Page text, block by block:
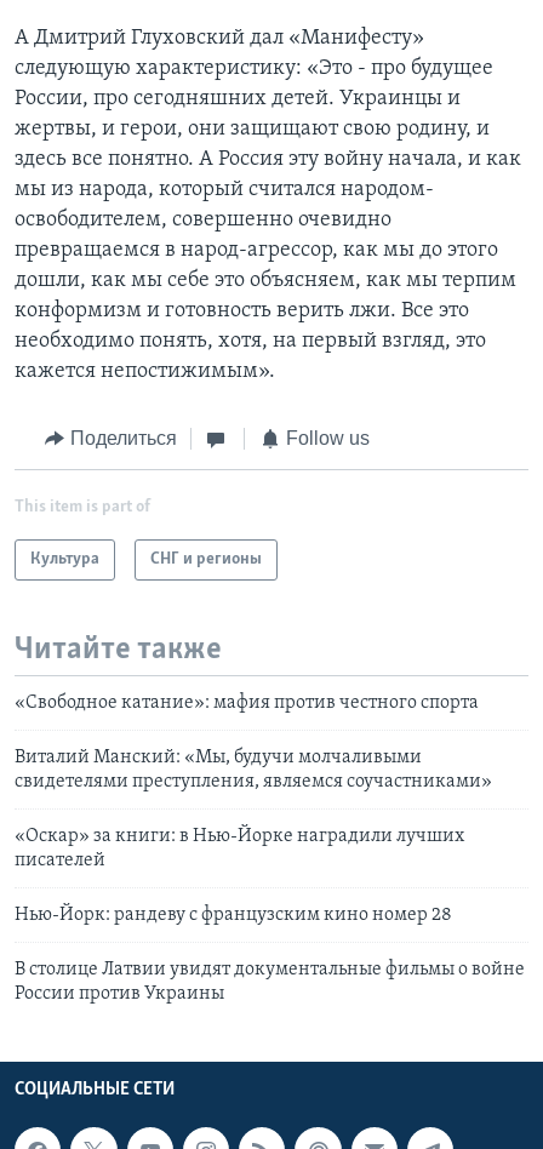
А Дмитрий Глуховский дал «Манифесту»
следующую характеристику: «Это - про будущее
России, про сегодняшних детей. Украинцы и
жертвы, и герои, они защищают свою родину, и
здесь все понятно. А Россия эту войну начала, и как
мы из народа, который считался народом-
освободителем, совершенно очевидно
превращаемся в народ-агрессор, как мы до этого
дошли, как мы себе это объясняем, как мы терпим
конформизм и готовность верить лжи. Все это
необходимо понять, хотя, на первый взгляд, это
кажется непостижимым».
Поделиться Follow us
This item is part of
Культура СНГ и регионы
Читайте также
«Свободное катание»: мафия против честного спорта
Виталий Манский: «Мы, будучи молчаливыми
свидетелями преступления, являемся соучастниками»
«Оскар» за книги: в Нью-Йорке наградили лучших
писателей
Нью-Йорк: рандеву с французским кино номер 28
В столице Латвии увидят документальные фильмы о войне
России против Украины
СОЦИАЛЬНЫЕ СЕТИ